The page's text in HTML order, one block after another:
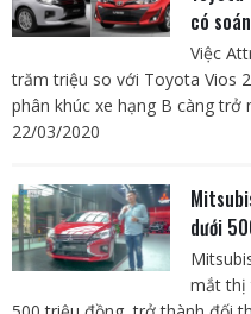
có
Việc
trăm triệu so với Toyota Vios
phân khúc xe hạng B càng trở
22/03/2020
dưới
mắt thị